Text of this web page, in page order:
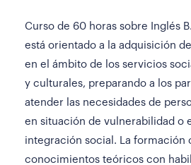
Curso de 60 horas sobre Inglés
está orientado a la adquisición
en el ámbito de los servicios
y culturales, preparando a los
atender las necesidades de
en situación de vulnerabilidad o
integración social. La formación
conocimientos teóricos con